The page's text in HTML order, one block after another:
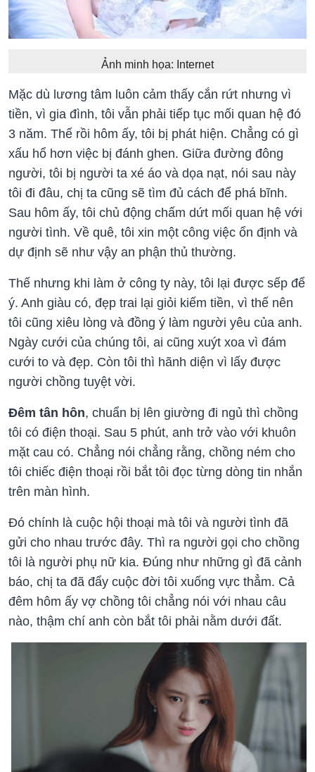
Ảnh minh họa: Internet
Mặc dù lương tâm luôn cảm thấy cắn rứt nhưng vì
tiền, vì gia đình, tôi vẫn phải tiếp tục mối quan hệ đó
3 năm. Thế rồi hôm ấy, tôi bị phát hiện. Chẳng có gì
xấu hổ hơn việc bị đánh ghen. Giữa đường đông
người, tôi bị người ta xé áo và dọa nạt, nói sau này
tôi đi đâu, chị ta cũng sẽ tìm đủ cách để phá bĩnh.
Sau hôm ấy, tôi chủ động chấm dứt mối quan hệ với
người tình. Về quê, tôi xin một công việc ổn định và
dự định sẽ như vậy an phận thủ thường.
Thế nhưng khi làm ở công ty này, tôi lại được sếp để
ý. Anh giàu có, đẹp trai lại giỏi kiếm tiền, vì thế nên
tôi cũng xiêu lòng và đồng ý làm người yêu của anh.
Ngày cưới của chúng tôi, ai cũng xuýt xoa vì đám
cưới to và đẹp. Còn tôi thì hãnh diện vì lấy được
người chồng tuyệt vời.
Đêm tân hôn, chuẩn bị lên giường đi ngủ thì chồng
tôi có điện thoại. Sau 5 phút, anh trở vào với khuôn
mặt cau có. Chẳng nói chẳng rằng, chồng ném cho
tôi chiếc điện thoại rồi bắt tôi đọc từng dòng tin nhắn
trên màn hình.
Đó chính là cuộc hội thoại mà tôi và người tình đã
gửi cho nhau trước đây. Thì ra người gọi cho chồng
tôi là người phụ nữ kia. Đúng như những gì đã cảnh
báo, chị ta đã đẩy cuộc đời tôi xuống vực thẳm. Cả
đêm hôm ấy vợ chồng tôi chẳng nói với nhau câu
nào, thậm chí anh còn bắt tôi phải nằm dưới đất.